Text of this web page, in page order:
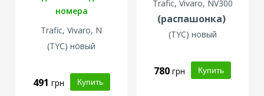
номера
Trafic, Vivaro, N
(TYC) новый
491 грн
Trafic, Vivaro, NV300
(распашонка)
(TYC) новый
780грн